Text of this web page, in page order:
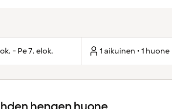
- Pe 7. elok. 1 aikuinen • 1 huone